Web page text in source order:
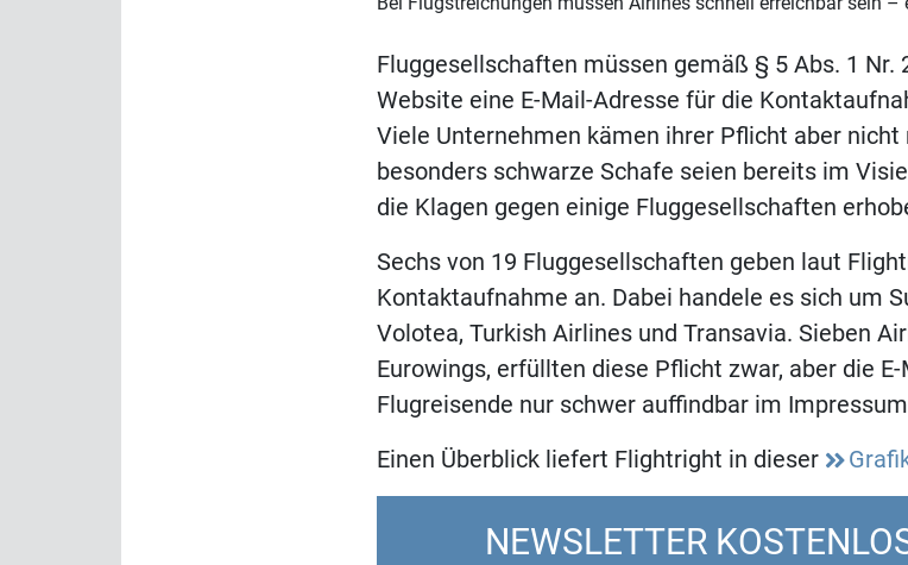
Fluggesellschaften müssen gemäß § 5 Abs. 1
Website eine E-Mail-Adresse für die
Viele Unternehmen kämen ihrer Pflicht aber
besonders schwarze Schafe seien bereits im
die Klagen gegen einige Fluggesellschaften
Sechs von 19 Fluggesellschaften geben laut
Kontaktaufnahme an. Dabei handele es sich um
Volotea, Turkish Airlines und Transavia. Sieben
Eurowings, erfüllten diese Pflicht zwar, aber die
Flugreisende nur schwer auffindbar im
Einen Überblick liefert Flightright in dieser
NEWSLETTER